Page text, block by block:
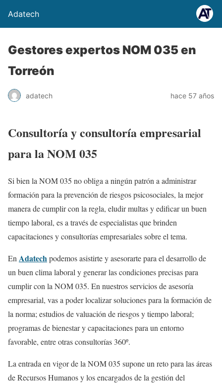
Adatech
Gestores expertos NOM 035 en
Torreón
adatech hace 57 años
Consultoría y consultoría empresarial
para la NOM 035
Si bien la NOM 035 no obliga a ningún patrón a administrar
formación para la prevención de riesgos psicosociales, la mejor
manera de cumplir con la regla, eludir multas y edificar un buen
tiempo laboral, es a través de especialistas que brinden
capacitaciones y consultorías empresariales sobre el tema.
En Adatechpodemos asistirte y asesorarte para el desarrollo de
un buen clima laboral y generar las condiciones precisas para
cumplir con la NOM 035. En nuestros servicios de asesoría
empresarial, vas a poder localizar soluciones para la formación de
la norma; estudios de valuación de riesgos y tiempo laboral;
programas de bienestar y capacitaciones para un entorno
favorable, entre otras consultorías 360º.
La entrada en vigor de la NOM 035 supone un reto para las áreas
de Recursos Humanos y los encargados de la gestión del